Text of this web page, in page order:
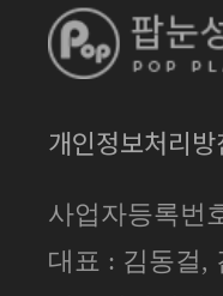
개인정보처리방
사업자등록번
대표 : 김동걸,